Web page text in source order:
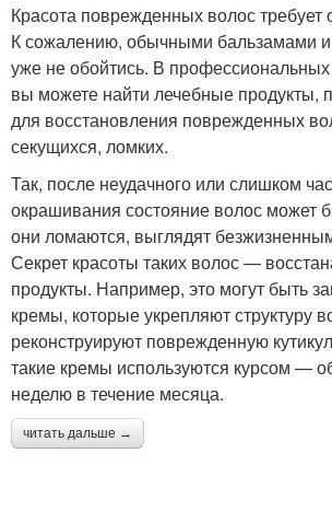
Красота поврежденных волос требует
К сожалению, обычными бальзамами и
уже не обойтись. В профессиональных
вы можете найти лечебные продукты,
для восстановления поврежденных
секущихся, ломких.
Так, после неудачного или слишком
окрашивания состояние волос может
они ломаются, выглядят
Секрет красоты таких волос —
продукты. Например, это могут быть
кремы, которые укрепляют структуру
реконструируют поврежденную
такие кремы используются курсом —
неделю в течение месяца.
читать дальше →